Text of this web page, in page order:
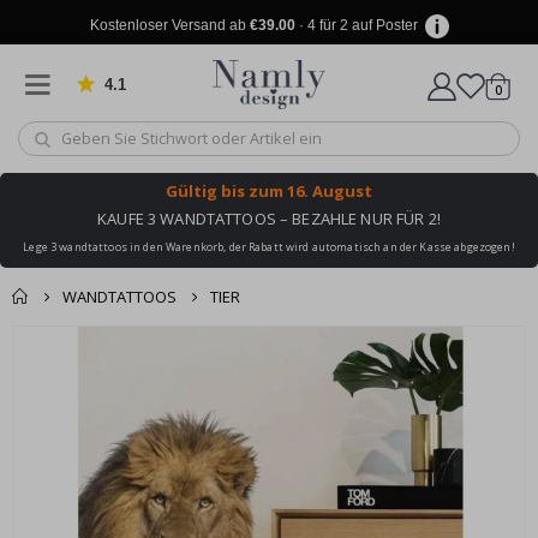
Kostenloser Versand ab €39.00· 4 für 2 auf Poster
4.1 von 1034 Bewertungen
Wagen
0
Gültig bis zum 16. August
KAUFE 3 WANDTATTOOS – BEZAHLE NUR FÜR 2!
Lege 3 wandtattoos in den Warenkorb, der Rabatt wird automatisch an der Kasse abgezogen!
WANDTATTOOS TIER
hinzugefügt ✔️
Kostenloser Versand
erreicht!
Wagen Kasse